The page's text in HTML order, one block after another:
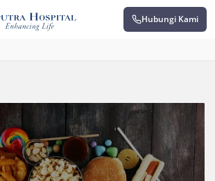
Hubungi Kami